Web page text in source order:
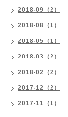
2018-09（2）
2018-08（1）
2018-05（1）
2018-03（2）
2018-02（2）
2017-12（2）
2017-11（1）